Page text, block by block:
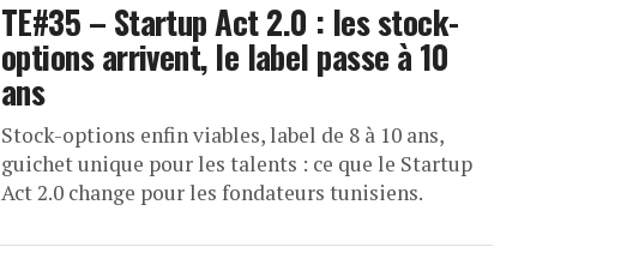
TE#35 – Startup Act 2.0 : les stock-
options arrivent, le label passe à 10
ans
Stock-options enfin viables, label de 8 à 10 ans,
guichet unique pour les talents : ce que le Startup
Act 2.0 change pour les fondateurs tunisiens.